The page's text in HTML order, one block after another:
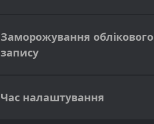
Заморожування облікового
запису
Час налаштування